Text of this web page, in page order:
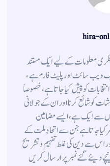
hira-
فکری معلومات کے لیے ایک مستند
ویب سائٹ اور پلیٹ فارم ہے ،
کو پیش کیا جاتا ہے ، خصوصاً
کو شائع کرنا اور ان کے جولانی
سے ایک ہے ، ایسے مضامین
جاتاہے جن سے اتحادِ ملت کے
اس سے دین کی غلط تفہیم وتشریح
دیئے گئے نمبر پر ارسال کریں